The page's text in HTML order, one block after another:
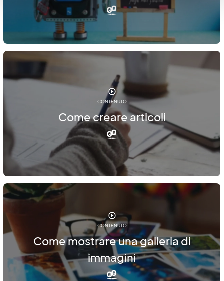
CONTENUTO
Come creare articoli
CONTENUTO
Come mostrare una galleria di
immagini